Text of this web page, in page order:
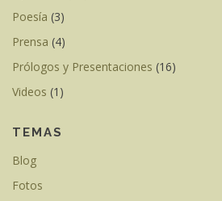
Poesía (3)
Prensa (4)
Prólogos y Presentaciones (16)
Videos (1)
TEMAS
Blog
Fotos